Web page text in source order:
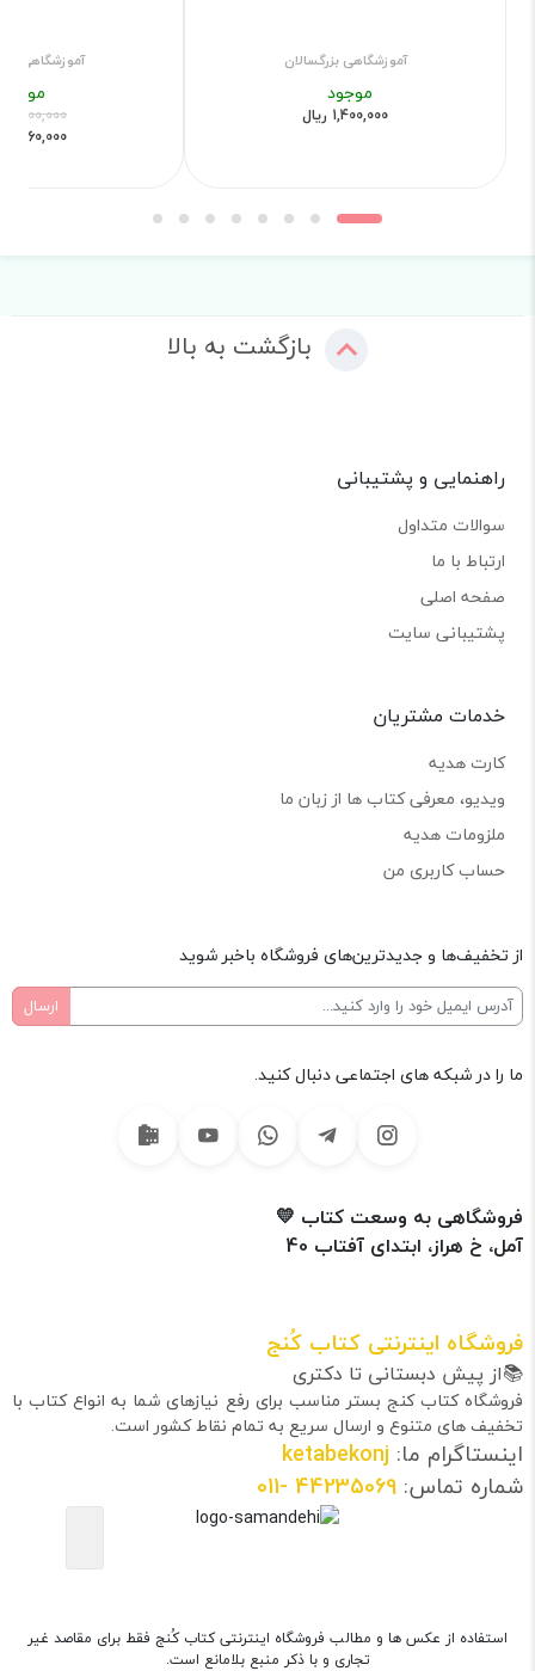
آموزشگاهی بزرگسالان
موجود
1,400,000 ریال
آموزشگاهی
موجود
6,200,000 ریال
4,960,000 ریال
بازگشت به بالا
راهنمایی و پشتیبانی
سوالات متداول
ارتباط با ما
صفحه اصلی
پشتیبانی سایت
خدمات مشتریان
کارت هدیه
ویدیو، معرفی کتاب ها از زبان ما
ملزومات هدیه
حساب کاربری من
از تخفیف‌ها و جدیدترین‌های فروشگاه باخبر شوید
ما را در شبکه های اجتماعی دنبال کنید.
فروشگاهی به وسعت کتاب 💛
آمل، خ هراز، ابتدای آفتاب 40
فروشگاه اینترنتی کتاب کُنج
📚از پیش دبستانی تا دکتری
فروشگاه کتاب کنج بستر مناسب برای رفع نیازهای شما به انواع کتاب با
تخفیف های متنوع و ارسال سریع به تمام نقاط کشور است.
اینستاگرام ما: ketabekonj
شماره تماس: 44235069
-011
استفاده از عکس ها و مطالب فروشگاه اینترنتی کتاب کُنج فقط برای مقاصد غیر
تجاری و با ذکر منبع بلامانع است.